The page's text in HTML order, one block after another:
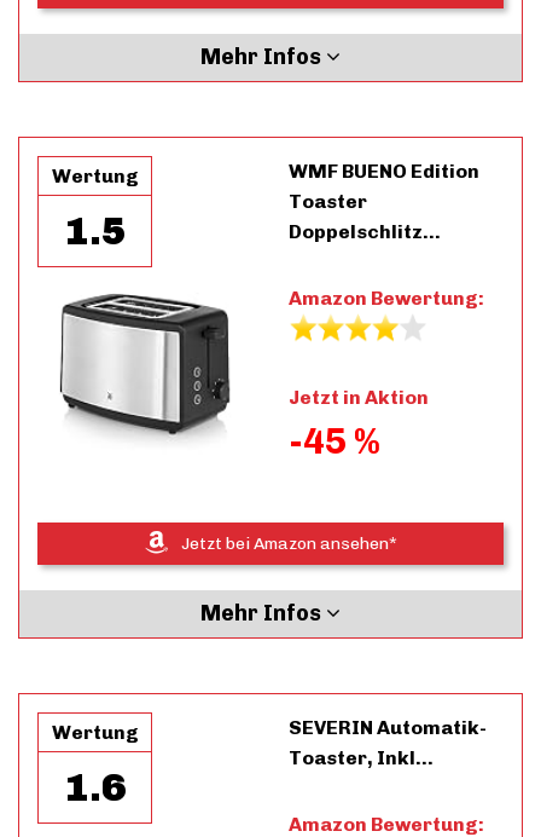
Mehr Infos
Wertung
1.5
WMF BUENO Edition
Toaster
Doppelschlitz…
Amazon Bewertung:
Jetzt in Aktion
-45 %
Jetzt bei Amazon ansehen*
Mehr Infos
Wertung
1.6
SEVERIN Automatik-
Toaster, Inkl…
Amazon Bewertung: